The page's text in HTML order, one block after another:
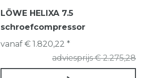
LÖWE HELIXA 7.5
schroefcompressor
adviesprijs € 2.275,28
vanaf € 1.820,22 *